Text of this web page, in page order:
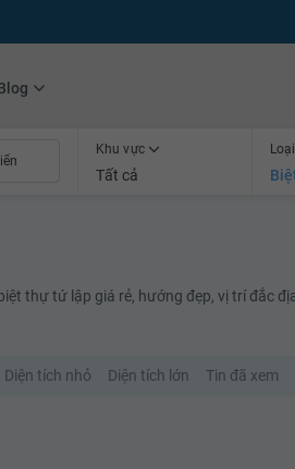
Khu vực
Tất cả
thự tứ lập giá rẻ, hướng đẹp, vị trí đắc
Diện tích nhỏ Diện tích lớn Tin đã xem